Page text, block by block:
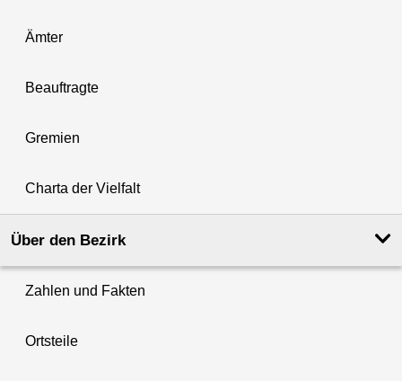
Ämter
Beauftragte
Gremien
Charta der Vielfalt
Über den Bezirk
Zahlen und Fakten
Ortsteile